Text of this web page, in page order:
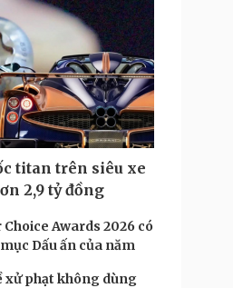
titan trên siêu xe
2,9 tỷ đồng
Awards 2026 có
Dấu ấn của năm
xử phạt không dùng